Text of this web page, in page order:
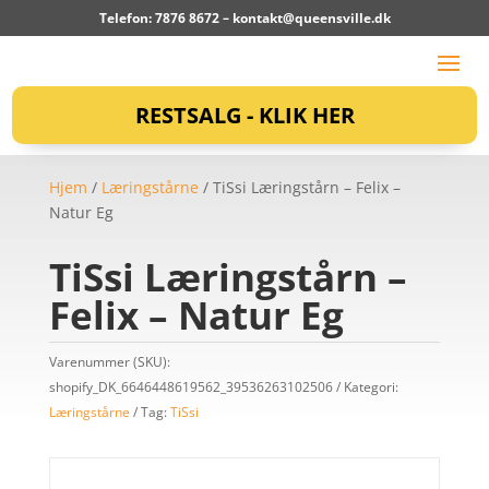
Telefon: 7876 8672 – kontakt@queensville.dk
RESTSALG - KLIK HER
Hjem / Læringstårne / TiSsi Læringstårn – Felix –
Natur Eg
TiSsi Læringstårn –
Felix – Natur Eg
Varenummer (SKU):
shopify_DK_6646448619562_39536263102506
Kategori:
Læringstårne
Tag:TiSsi